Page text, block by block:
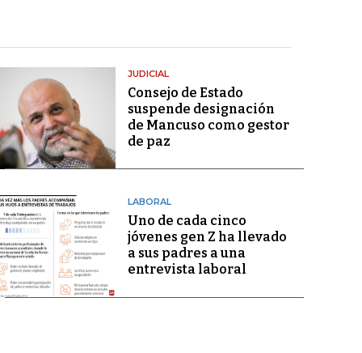
JUDICIAL
Consejo de Estado
suspende designación
de Mancuso como gestor
de paz
LABORAL
Uno de cada cinco
jóvenes gen Z ha llevado
a sus padres a una
entrevista laboral